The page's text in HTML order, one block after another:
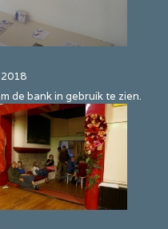
de bank in gebruik te zien.